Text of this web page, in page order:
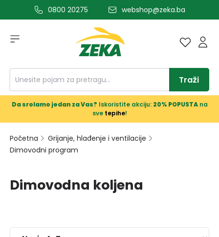
glavni sadržaj0800 20275 webshop@zeka.ba
Traži
Da srolamo jedan za Vas? Iskoristite akciju: 20% POPUSTAna
sve tepihe!
Početna
Grijanje, hlađenje i ventilacije
Dimovodni program
Dimovodna koljena